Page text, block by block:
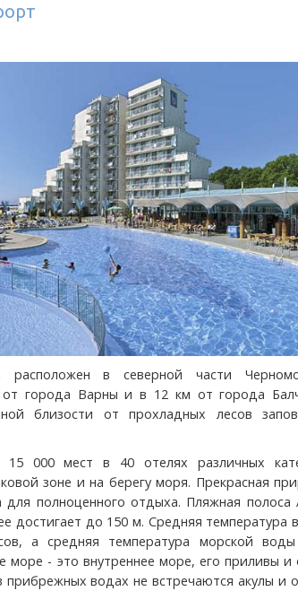
расположен в северной части
города Варны и в 12 км от города
близости от прохладных лесов
15 000 мест в 40 отелях различных
зоне и на берегу моря. Прекрасная
полноценного отдыха. Пляжная полоса
достигает до 150 м. Средняя температура
а средняя температура морской
море - это внутреннее море, его приливы и
водах не встречаются акулы и